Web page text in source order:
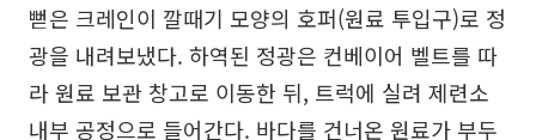
뻗은 크레인이 깔때기 모양의 호퍼(원료 투입구)로 정
광을 내려보냈다. 하역된 정광은 컨베이어 벨트를 따
라 원료 보관 창고로 이동한 뒤, 트럭에 실려 제련소
내부 공정으로 들어간다. 바다를 건너온 원료가 부두